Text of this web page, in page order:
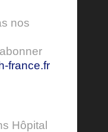
nos
france.fr
Hôpital